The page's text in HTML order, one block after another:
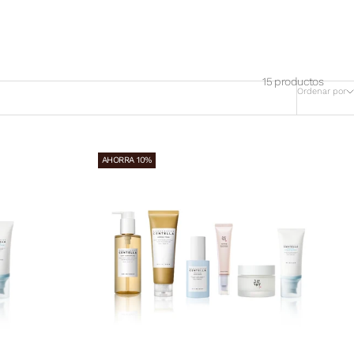
Ordenar por
15 productos
AHORRA 10%